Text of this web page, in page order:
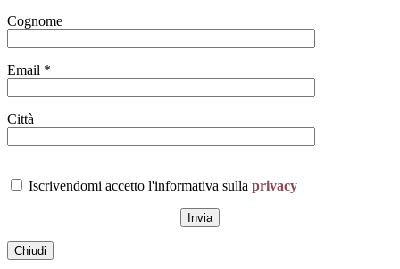
Cognome
Email *
Città
Iscrivendomi accetto l'informativa sulla privacy
Chiudi